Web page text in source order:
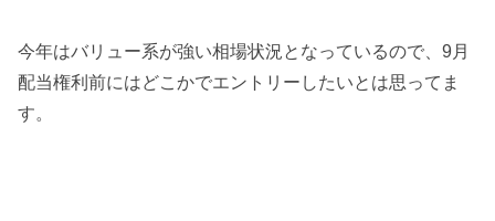
今年はバリュー系が強い相場状況となっているので、9月
配当権利前にはどこかでエントリーしたいとは思ってま
す。